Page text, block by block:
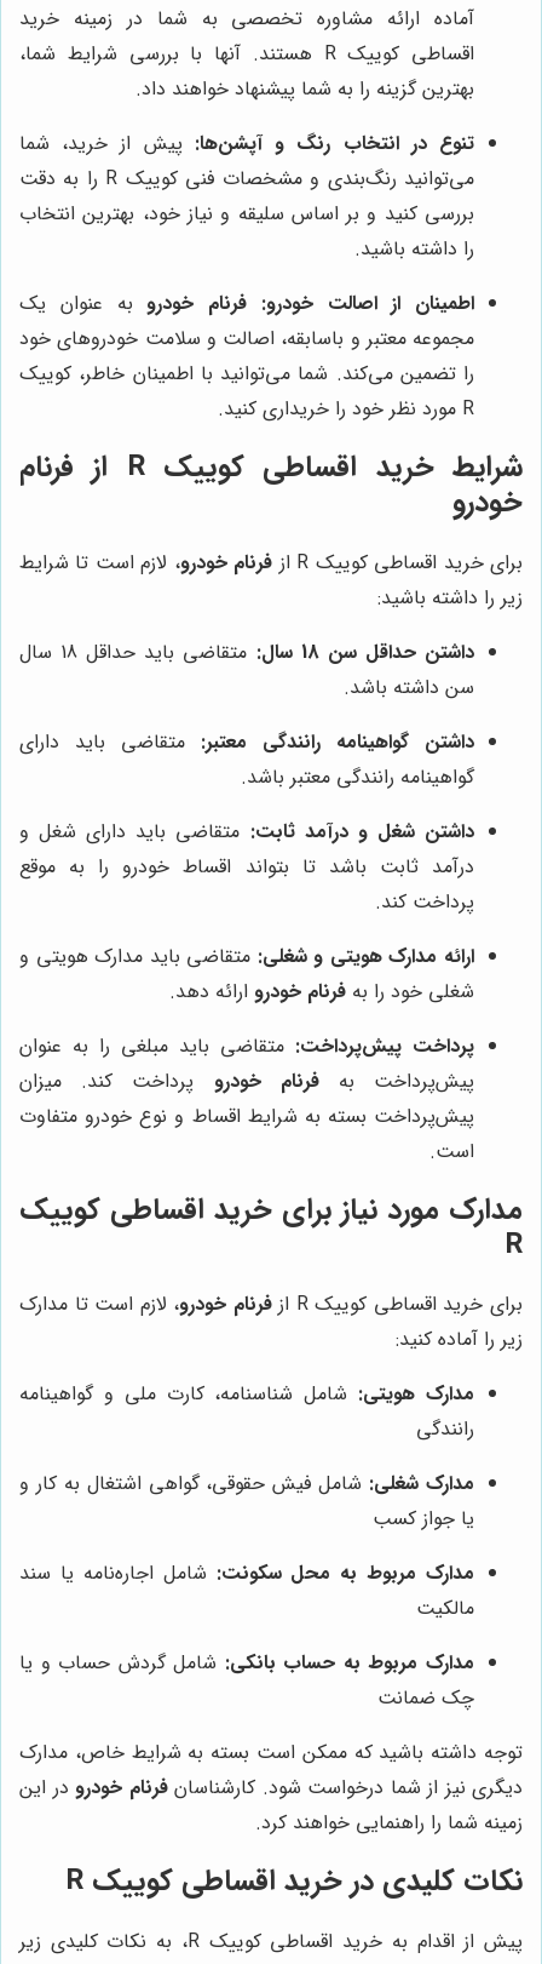
آماده ارائه مشاوره تخصصی به شما در زمینه خرید
اقساطی کوییک R هستند. آنها با بررسی شرایط شما،
بهترین گزینه را به شما پیشنهاد خواهند داد.
تنوع در انتخاب رنگ و آپشن‌ها: پیش از خرید، شما
می‌توانید رنگ‌بندی و مشخصات فنی کوییک R را به دقت
بررسی کنید و بر اساس سلیقه و نیاز خود، بهترین انتخاب
را داشته باشید.
اطمینان از اصالت خودرو: فرنام خودرو به عنوان یک
مجموعه معتبر و باسابقه، اصالت و سلامت خودروهای خود
را تضمین می‌کند. شما می‌توانید با اطمینان خاطر، کوییک
R مورد نظر خود را خریداری کنید.
شرایط خرید اقساطی کوییک R از فرنام
خودرو
برای خرید اقساطی کوییک R از فرنام خودرو، لازم است تا شرایط
زیر را داشته باشید:
داشتن حداقل سن 18 سال:
متقاضی باید حداقل 18 سال
سن داشته باشد.
داشتن گواهینامه رانندگی معتبر: متقاضی باید دارای
گواهینامه رانندگی معتبر باشد.
داشتن شغل و درآمد ثابت: متقاضی باید دارای شغل و
درآمد ثابت باشد تا بتواند اقساط خودرو را به موقع
پرداخت کند.
ارائه مدارک هویتی و شغلی: متقاضی باید مدارک هویتی و
شغلی خود را به فرنام خودرو ارائه دهد.
پرداخت پیش‌پرداخت: متقاضی باید مبلغی را به عنوان
پیش‌پرداخت بهفرنام خودرو پرداخت کند. میزان
پیش‌پرداخت بسته به شرایط اقساط و نوع خودرو متفاوت
است.
مدارک مورد نیاز برای خرید اقساطی کوییک
R
برای خرید اقساطی کوییک R از فرنام خودرو، لازم است تا مدارک
زیر را آماده کنید:
مدارک هویتی: شامل شناسنامه، کارت ملی و گواهینامه
رانندگی
مدارک شغلی: شامل فیش حقوقی، گواهی اشتغال به کار و
یا جواز کسب
مدارک مربوط به محل سکونت: شامل اجاره‌نامه یا سند
مالکیت
مدارک مربوط به حساب بانکی: شامل گردش حساب و یا
چک ضمانت
توجه داشته باشید که ممکن است بسته به شرایط خاص، مدارک
دیگری نیز از شما درخواست شود. کارشناسانفرنام خودرو در این
زمینه شما را راهنمایی خواهند کرد.
نکات کلیدی در خرید اقساطی کوییک R
پیش از اقدام به خرید اقساطی کوییک R، به نکات کلیدی زیر